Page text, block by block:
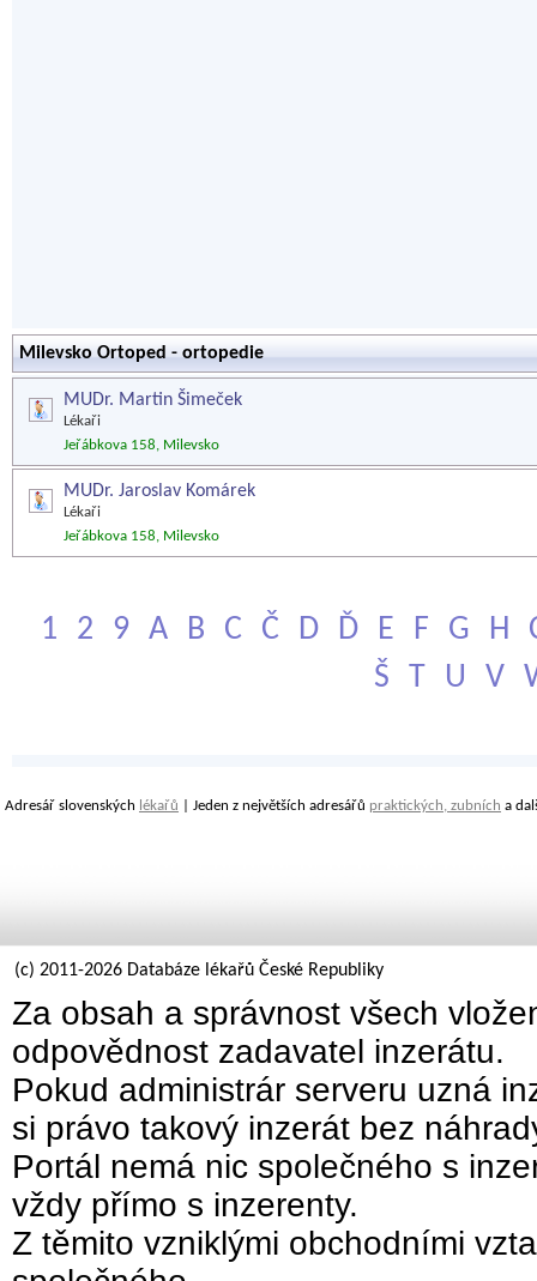
Milevsko Ortoped - ortopedie
MUDr. Martin Šimeček
Lékaři
Jeřábkova 158, Milevsko
MUDr. Jaroslav Komárek
Lékaři
Jeřábkova 158, Milevsko
1 2 9 A B C Č D Ď E F G H
Š
T U V
Adresář slovenských lékařů | Jeden z největších adresářů praktických, zubních a
(c) 2011-2026 Databáze lékařů České Republiky
Za obsah a správnost všech
odpovědnost zadavatel inzerátu.
Pokud administrár serveru uzná
si právo takový inzerát bez
Portál nemá nic společného s
vždy přímo s inzerenty.
Z těmito vzniklými obchodními